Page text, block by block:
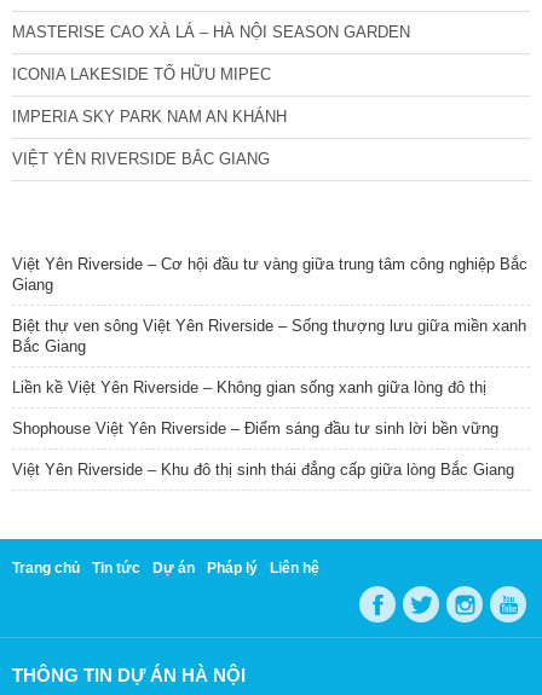
MASTERISE CAO XÀ LÁ – HÀ NỘI SEASON GARDEN
ICONIA LAKESIDE TỐ HỮU MIPEC
IMPERIA SKY PARK NAM AN KHÁNH
VIỆT YÊN RIVERSIDE BẮC GIANG
Việt Yên Riverside – Cơ hội đầu tư vàng giữa trung tâm công nghiệp Bắc
Giang
Biệt thự ven sông Việt Yên Riverside – Sống thượng lưu giữa miền xanh
Bắc Giang
Liền kề Việt Yên Riverside – Không gian sống xanh giữa lòng đô thị
Shophouse Việt Yên Riverside – Điểm sáng đầu tư sinh lời bền vững
Việt Yên Riverside – Khu đô thị sinh thái đẳng cấp giữa lòng Bắc Giang
Trang chủ Tin tức Dự án Pháp lý Liên hệ
THÔNG TIN DỰ ÁN HÀ NỘI